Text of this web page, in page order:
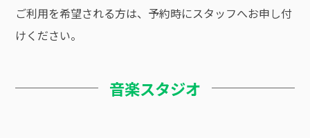
ご利用を希望される方は、予約時にスタッフへお申し付
けください。
音楽スタジオ